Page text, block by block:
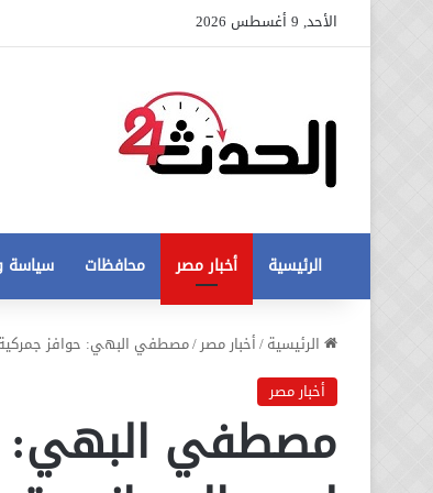
الأحد, 9 أغسطس 2026
الرئيسية أخبار مصر محافظات سياسة
الرئيسية/أخبار مصر/مصطفي البهي: حوافز جمركية
أخبار مصر
مصطفي البهي:
عاجل
أزمة
مخالفات
البناءعاجل تطورات